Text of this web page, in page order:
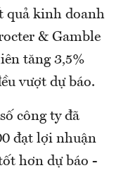
quả kinh doanh
& Gamble
tăng 3,5%
vượt dự báo.
công ty đã
đạt lợi nhuận
hơn dự báo -